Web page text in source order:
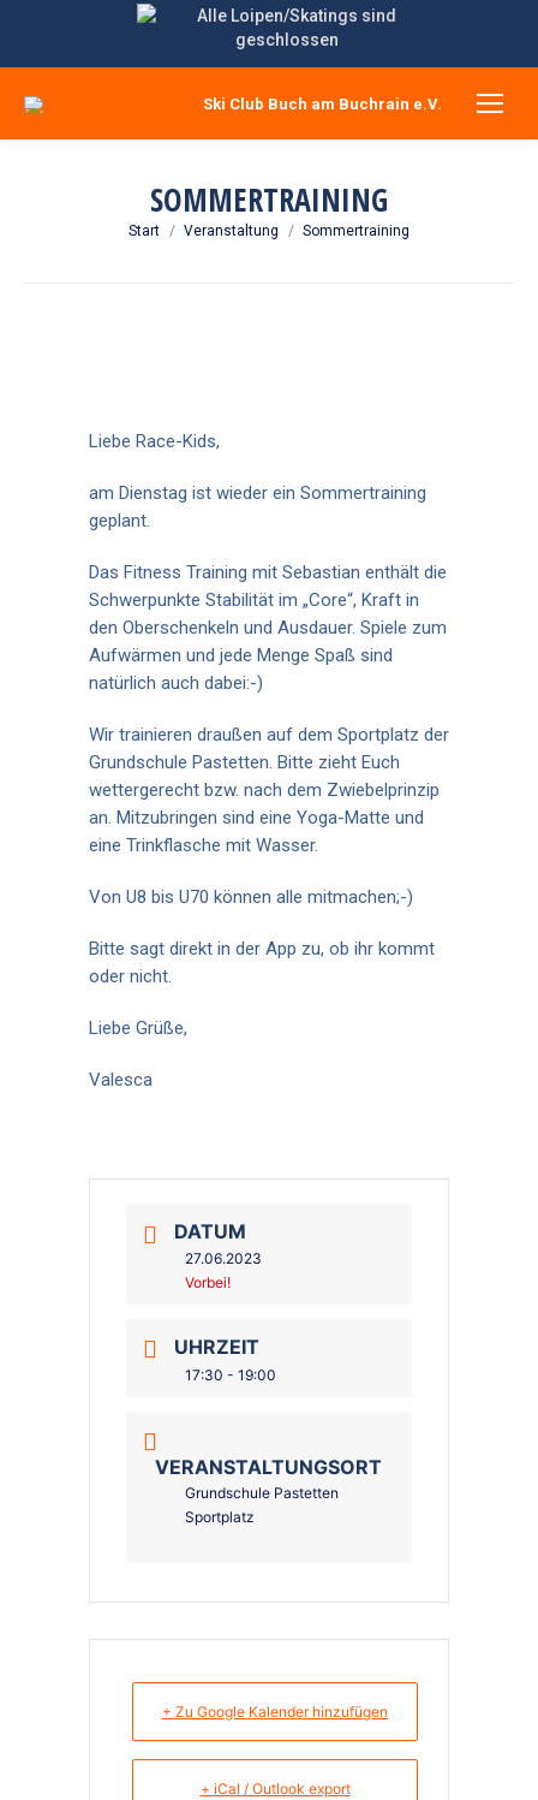
Ski Club Buch am Buchrain e.V.
SOMMERTRAINING
Sie befinden sich hier:
Start Veranstaltung Sommertraining
Liebe Race-Kids,
am Dienstag ist wieder ein Sommertraining
geplant.
Das Fitness Training mit Sebastian enthält die
Schwerpunkte Stabilität im „Core“, Kraft in
den Oberschenkeln und Ausdauer. Spiele zum
Aufwärmen und jede Menge Spaß sind
natürlich auch dabei:-)
Wir trainieren draußen auf dem Sportplatz der
Grundschule Pastetten. Bitte zieht Euch
wettergerecht bzw. nach dem Zwiebelprinzip
an. Mitzubringen sind eine Yoga-Matte und
eine Trinkflasche mit Wasser.
Von U8 bis U70 können alle mitmachen;-)
Bitte sagt direkt in der App zu, ob ihr kommt
oder nicht.
Liebe Grüße,
Valesca
DATUM
27.06.2023
Vorbei!
UHRZEIT
17:30 - 19:00
VERANSTALTUNGSORT
Grundschule Pastetten
Sportplatz
+ Zu Google Kalender hinzufügen
+ iCal / Outlook export